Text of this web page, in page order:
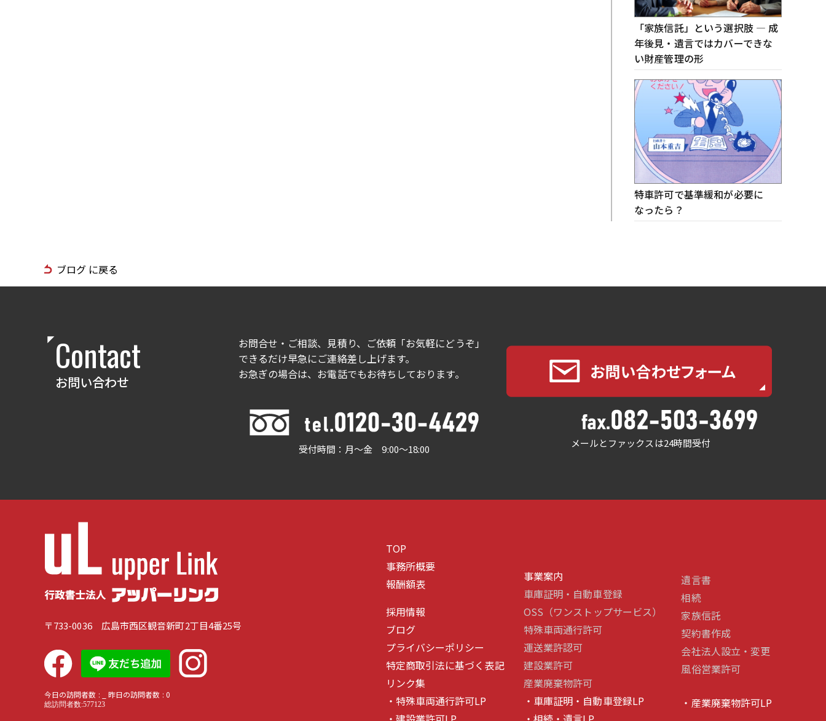
「家族信託」という選択肢 ― 成
年後見・遺言ではカバーできな
い財産管理の形
特車許可で基準緩和が必要に
なったら？
ブログ に戻る
Contact
お問い合わせ
お問合せ・ご相談、見積り、ご依頼「お気軽にどうぞ」
できるだけ早急にご連絡差し上げます。
お急ぎの場合は、お電話でもお待ちしております。
受付時間：月～金 9:00～18:00 メールとファックスは24時間受付
〒733-0036 広島市西区観音新町2丁目4番25号
今日の訪問者数 : 昨日の訪問者数 : 0
TOP
事務所概要
報酬額表
採用情報
ブログ
プライバシーポリシー
特定商取引法に基づく表記
リンク集
・特殊車両通行許可LP
事業案内
車庫証明・自動車登録
OSS（ワンストップサービス）
特殊車両通行許可
運送業許認可
建設業許可
産業廃棄物許可
・車庫証明・自動車登録LP
遺言書
相続
家族信託
契約書作成
会社法人設立・変更
風俗営業許可
・産業廃棄物許可LP